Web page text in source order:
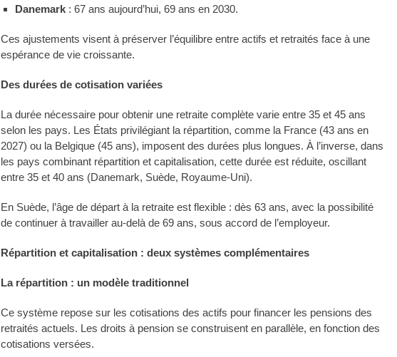
Danemark : 67 ans aujourd’hui, 69 ans en 2030.
Ces ajustements visent à préserver l’équilibre entre actifs et retraités face à une
espérance de vie croissante.
Des durées de cotisation variées
La durée nécessaire pour obtenir une retraite complète varie entre 35 et 45 ans
selon les pays. Les États privilégiant la répartition, comme la France (43 ans en
2027) ou la Belgique (45 ans), imposent des durées plus longues. À l’inverse, dans
les pays combinant répartition et capitalisation, cette durée est réduite, oscillant
entre 35 et 40 ans (Danemark, Suède, Royaume-Uni).
En Suède, l’âge de départ à la retraite est flexible : dès 63 ans, avec la possibilité
de continuer à travailler au-delà de 69 ans, sous accord de l’employeur.
Répartition et capitalisation : deux systèmes complémentaires
La répartition : un modèle traditionnel
Ce système repose sur les cotisations des actifs pour financer les pensions des
retraités actuels. Les droits à pension se construisent en parallèle, en fonction des
cotisations versées.